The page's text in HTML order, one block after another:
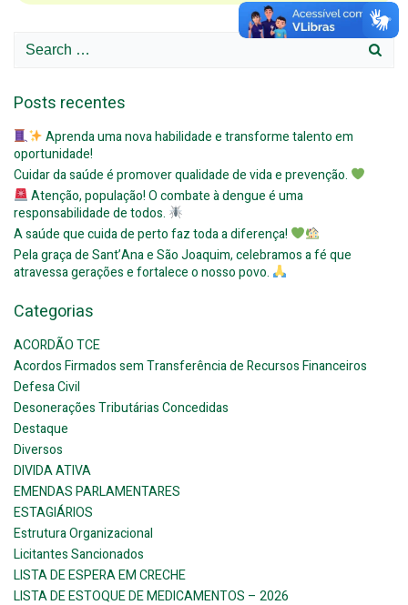
Search
Posts recentes
Aprenda uma nova habilidade e transforme talento em
oportunidade!
Cuidar da saúde é promover qualidade de vida e prevenção.
Atenção, população! O combate à dengue é uma
responsabilidade de todos.
A saúde que cuida de perto faz toda a diferença!
Pela graça de Sant’Ana e São Joaquim, celebramos a fé que
atravessa gerações e fortalece o nosso povo.
Categorias
ACORDÃO TCE
Acordos Firmados sem Transferência de Recursos Financeiros
Defesa Civil
Desonerações Tributárias Concedidas
Destaque
Diversos
DIVIDA ATIVA
EMENDAS PARLAMENTARES
ESTAGIÁRIOS
Estrutura Organizacional
Licitantes Sancionados
LISTA DE ESPERA EM CRECHE
LISTA DE ESTOQUE DE MEDICAMENTOS – 2026